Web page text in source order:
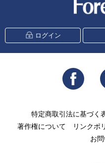
ログイン
特定商取引法に基づく
著作権について
リンクポ
お